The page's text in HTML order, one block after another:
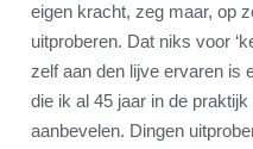
eigen kracht, zeg maar, op
uitproberen. Dat niks voor
zelf aan den lijve ervaren is
die ik al 45 jaar in de
aanbevelen. Dingen